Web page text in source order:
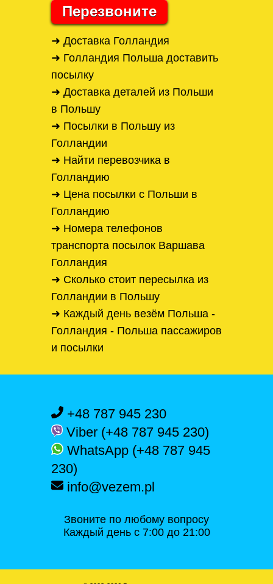
Перезвоните
➜ Доставка Голландия
➜ Голландия Польша доставить
посылку
➜ Доставка деталей из Польши
в Польшу
➜ Посылки в Польшу из
Голландии
➜ Найти перевозчика в
Голландию
➜ Цена посылки с Польши в
Голландию
➜ Номера телефонов
транспорта посылок Варшава
Голландия
➜ Сколько стоит пересылка из
Голландии в Польшу
➜ Каждый день везём Польша -
Голландия - Польша пассажиров
и посылки
+48 787 945 230
Viber (+48 787 945 230)
WhatsApp (+48 787 945
230)
info@vezem.pl
Звоните по любому вопросу
Каждый день с 7:00 до 21:00